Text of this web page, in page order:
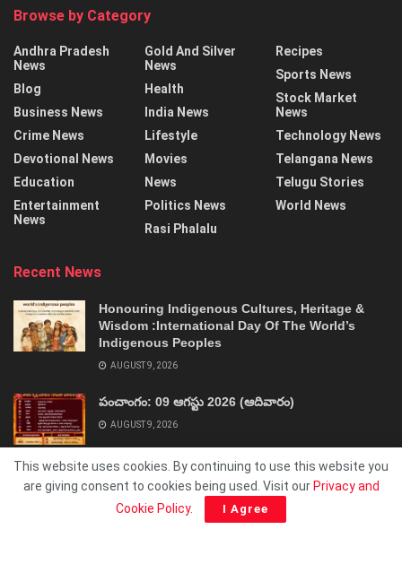
Browse by Category
Andhra Pradesh
News
Blog
Business News
Crime News
Devotional News
Education
Entertainment
News
Gold And Silver
News
Health
India News
Lifestyle
Movies
News
Politics News
Rasi Phalalu
Recipes
Sports News
Stock Market
News
Technology News
Telangana News
Telugu Stories
World News
Recent News
Honouring Indigenous Cultures, Heritage &
Wisdom :International Day Of The World’s
Indigenous Peoples
AUGUST 9, 2026
పంచాంగం: 09 ఆగస్టు 2026 (ఆదివారం)
AUGUST 9, 2026
This website uses cookies. By continuing to use this website you
are giving consent to cookies being used. Visit our Privacy and
Cookie Policy. I Agree